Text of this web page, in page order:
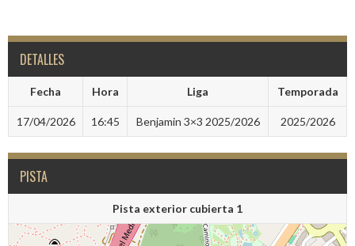
DETALLES
Fecha Hora Liga Temporada
17/04/2026 16:45 Benjamin 3×3 2025/2026 2025/2026
PISTA
Pista exterior cubierta 1